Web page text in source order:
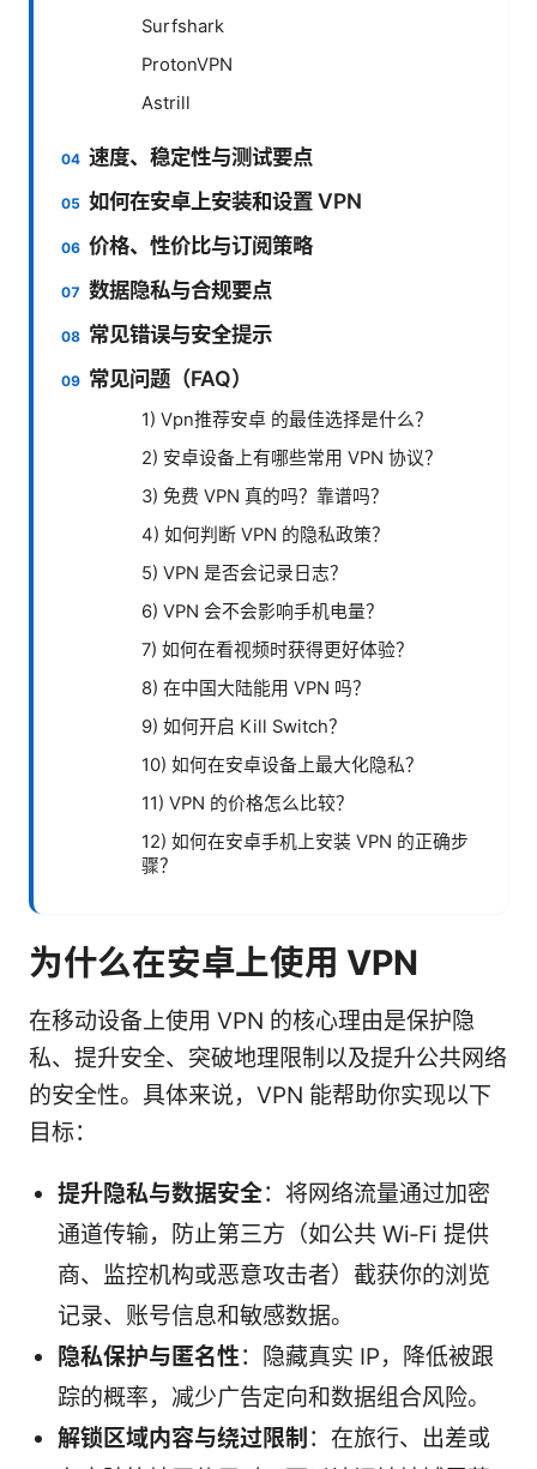
Surfshark
ProtonVPN
Astrill
速度、稳定性与测试要点
如何在安卓上安装和设置 VPN
价格、性价比与订阅策略
数据隐私与合规要点
常见错误与安全提示
常见问题（FAQ）
1) Vpn推荐安卓 的最佳选择是什么？
2) 安卓设备上有哪些常用 VPN 协议？
3) 免费 VPN 真的吗？靠谱吗？
4) 如何判断 VPN 的隐私政策？
5) VPN 是否会记录日志？
6) VPN 会不会影响手机电量？
7) 如何在看视频时获得更好体验？
8) 在中国大陆能用 VPN 吗？
9) 如何开启 Kill Switch？
10) 如何在安卓设备上最大化隐私？
11) VPN 的价格怎么比较？
12) 如何在安卓手机上安装 VPN 的正确步
骤？
为什么在安卓上使用 VPN
在移动设备上使用 VPN 的核心理由是保护隐
私、提升安全、突破地理限制以及提升公共网络
的安全性。具体来说，VPN 能帮助你实现以下
目标：
提升隐私与数据安全：将网络流量通过加密
通道传输，防止第三方（如公共 Wi‑Fi 提供
商、监控机构或恶意攻击者）截获你的浏览
记录、账号信息和敏感数据。
隐私保护与匿名性：隐藏真实 IP，降低被跟
踪的概率，减少广告定向和数据组合风险。
解锁区域内容与绕过限制 ：在旅行、出差或